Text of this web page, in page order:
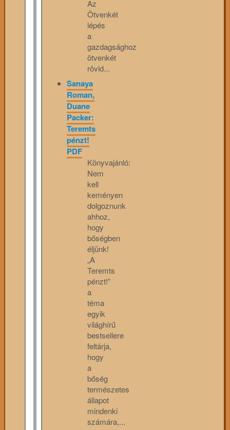
Az
Ötvenkét
lépés
a
gazdagsághoz
ötvenkét
rövid...
Sanaya
Roman,
Duane
Packer:
Teremts
pénzt!
PDF
Könyvajánló:
Nem
kell
keményen
dolgoznunk
ahhoz,
hogy
bőségben
éljünk!
„A
Teremts
pénzt!”
a
téma
egyik
világhírű
bestsellere
feltárja,
hogy
a
bőség
természetes
állapot
mindenki
számára,...